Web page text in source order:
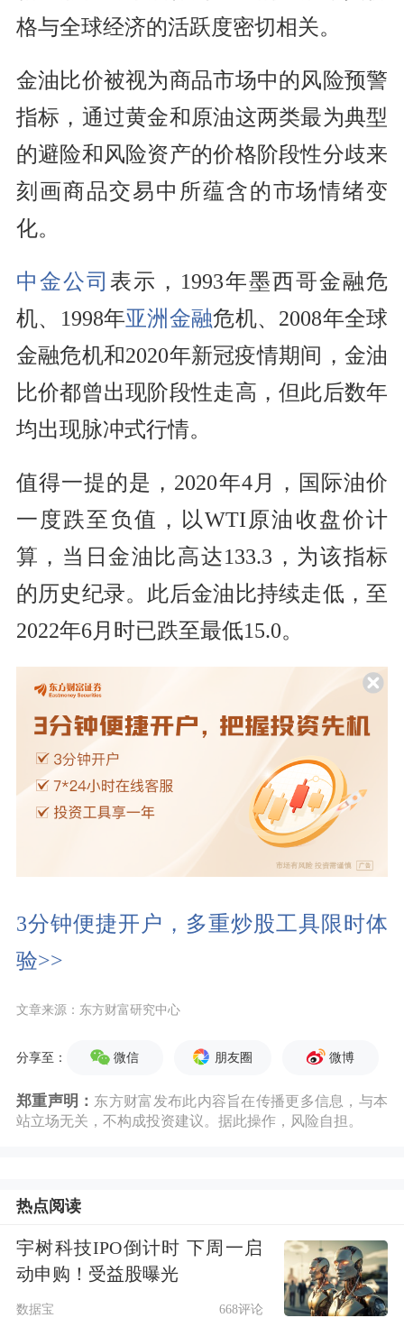
格与全球经济的活跃度密切相关。
金油比价被视为商品市场中的风险预警
指标，通过黄金和原油这两类最为典型
的避险和风险资产的价格阶段性分歧来
刻画商品交易中所蕴含的市场情绪变
化。
中金公司 表示，1993年墨西哥金融危
机、1998年亚洲金融危机、2008年全球
金融危机和2020年新冠疫情期间，金油
比价都曾出现阶段性走高，但此后数年
均出现脉冲式行情。
值得一提的是，2020年4月，国际油价
一度跌至负值，以WTI原油收盘价计
算，当日金油比高达133.3，为该指标
的历史纪录。此后金油比持续走低，至
2022年6月时已跌至最低15.0。
3分钟便捷开户，多重炒股工具限时体
验>>
文章来源：东方财富研究中心
分享至： 微信 朋友圈 微博
郑重声明： 东方财富发布此内容旨在传播更多信息，与本
站立场无关，不构成投资建议。据此操作，风险自担。
热点阅读
宇树科技IPO倒计时 下周一启
动申购！受益股曝光
数据宝 668评论